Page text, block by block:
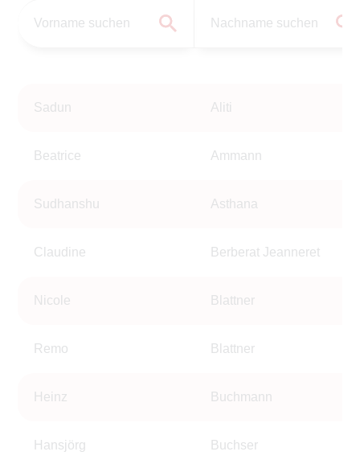
Sadun Aliti
Beatrice Ammann
Sudhanshu Asthana
Claudine Berberat Jeanneret
Nicole Blattner
Remo Blattner
Heinz Buchmann
Hansjörg Buchser